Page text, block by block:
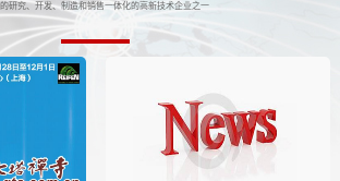
研究、开发、制造和销售一体化的高新技术企业之一